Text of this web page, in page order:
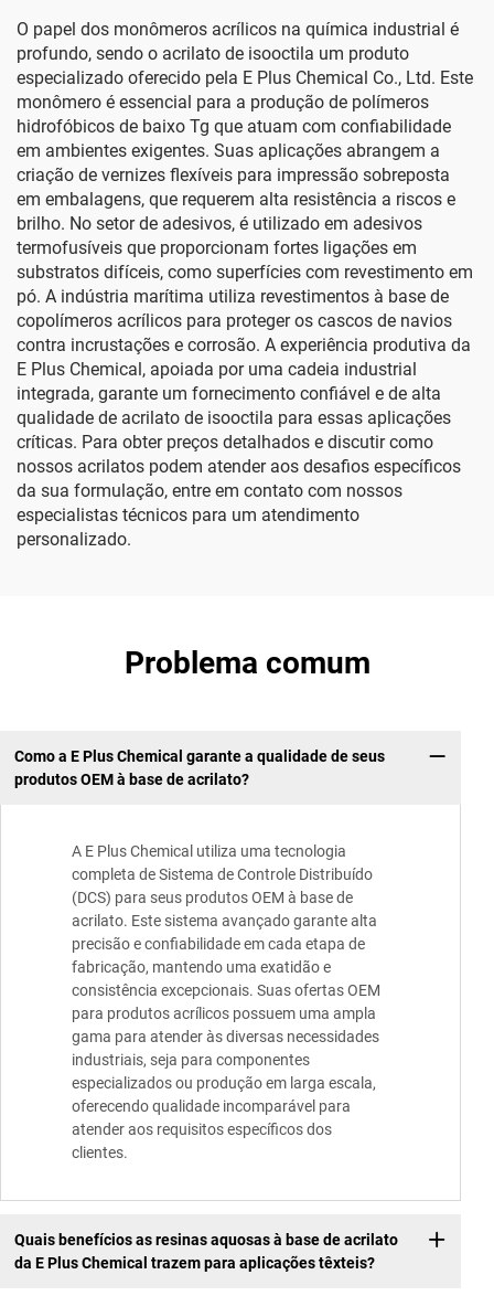
O papel dos monômeros acrílicos na química industrial é
profundo, sendo o acrilato de isooctila um produto
especializado oferecido pela E Plus Chemical Co., Ltd. Este
monômero é essencial para a produção de polímeros
hidrofóbicos de baixo Tg que atuam com confiabilidade
em ambientes exigentes. Suas aplicações abrangem a
criação de vernizes flexíveis para impressão sobreposta
em embalagens, que requerem alta resistência a riscos e
brilho. No setor de adesivos, é utilizado em adesivos
termofusíveis que proporcionam fortes ligações em
substratos difíceis, como superfícies com revestimento em
pó. A indústria marítima utiliza revestimentos à base de
copolímeros acrílicos para proteger os cascos de navios
contra incrustações e corrosão. A experiência produtiva da
E Plus Chemical, apoiada por uma cadeia industrial
integrada, garante um fornecimento confiável e de alta
qualidade de acrilato de isooctila para essas aplicações
críticas. Para obter preços detalhados e discutir como
nossos acrilatos podem atender aos desafios específicos
da sua formulação, entre em contato com nossos
especialistas técnicos para um atendimento
personalizado.
Problema comum
Como a E Plus Chemical garante a qualidade de seus
produtos OEM à base de acrilato?
A E Plus Chemical utiliza uma tecnologia
completa de Sistema de Controle Distribuído
(DCS) para seus produtos OEM à base de
acrilato. Este sistema avançado garante alta
precisão e confiabilidade em cada etapa de
fabricação, mantendo uma exatidão e
consistência excepcionais. Suas ofertas OEM
para produtos acrílicos possuem uma ampla
gama para atender às diversas necessidades
industriais, seja para componentes
especializados ou produção em larga escala,
oferecendo qualidade incomparável para
atender aos requisitos específicos dos
clientes.
Quais benefícios as resinas aquosas à base de acrilato
da E Plus Chemical trazem para aplicações têxteis?